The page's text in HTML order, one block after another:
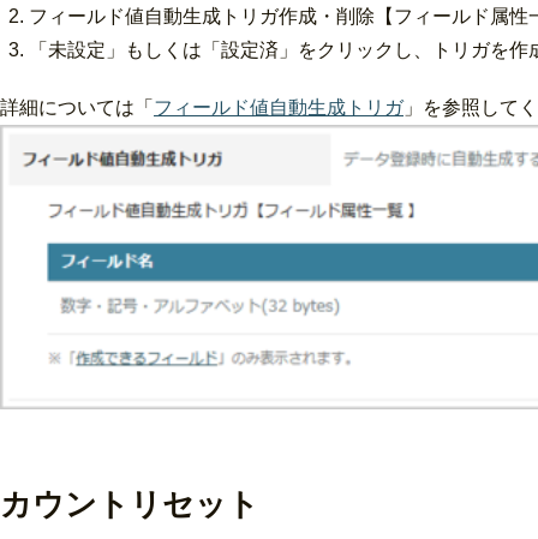
フィールド値自動生成トリガ作成・削除【フィールド属性
「未設定」もしくは「設定済」をクリックし、トリガを作
詳細については「 フィールド値自動生成トリガ」を参照して
カウントリセット